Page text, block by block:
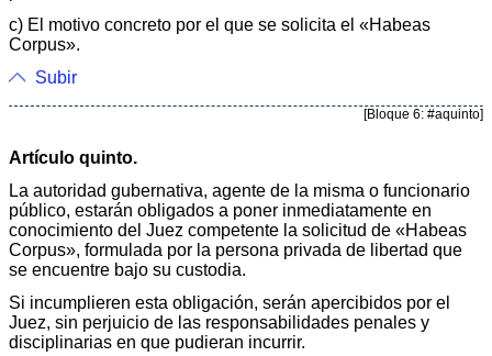
c) El motivo concreto por el que se solicita el «Habeas
Corpus».
Subir
[Bloque 6: #aquinto]
Artículo quinto.
La autoridad gubernativa, agente de la misma o funcionario
público, estarán obligados a poner inmediatamente en
conocimiento del Juez competente la solicitud de «Habeas
Corpus», formulada por la persona privada de libertad que
se encuentre bajo su custodia.
Si incumplieren esta obligación, serán apercibidos por el
Juez, sin perjuicio de las responsabilidades penales y
disciplinarias en que pudieran incurrir.